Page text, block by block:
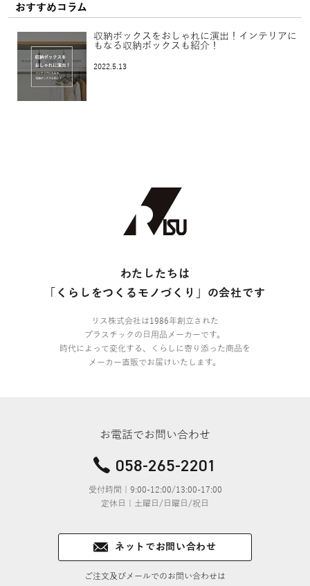
おすすめコラム
収納ボックスをおしゃれに演出！インテリアに
もなる収納ボックスも紹介！
2022.5.13
わたしたちは
「くらしをつくるモノづくり」の会社です
リス株式会社は1986年創立された
プラスチックの日用品メーカーです。
時代によって変化する、くらしに寄り添った商品を
メーカー直販でお届けいたします。
お電話でお問い合わせ
058-265-2201
受付時間｜9:00-12:00/13:00-17:00
定休日｜土曜日/日曜日/祝日
ネットでお問い合わせ
ご注文及びメールでのお問い合わせは